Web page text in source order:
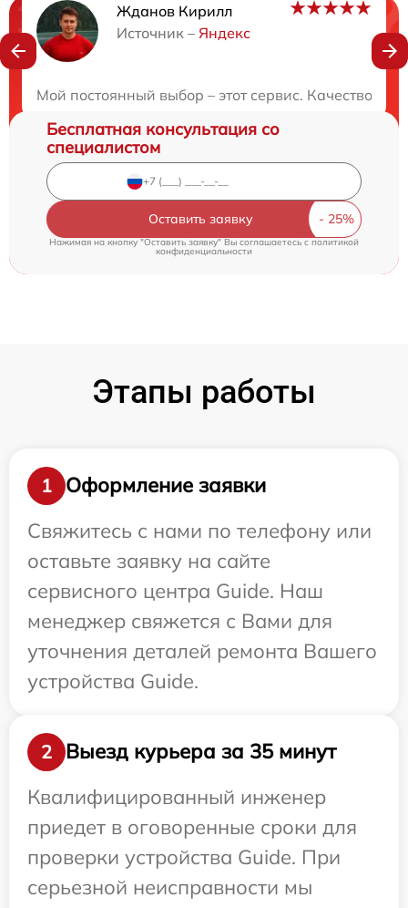
Жданов Кирилл
Источник – Яндекс
Мой постоянный выбор – этот сервис. Качество
Нужна консультация?
Бесплатная консультация со
специалистом
Оставить заявку
Нажимая на кнопку "Оставить заявку" Вы соглашаетесь cполитикой
конфиденциальности
Этапы работы
1
Оформление заявки
Свяжитесь с нами по телефону или
оставьте заявку на сайте
сервисного центра Guide. Наш
менеджер свяжется с Вами для
уточнения деталей ремонта Вашего
устройства Guide.
2
Выезд курьера за 35 минут
Квалифицированный инженер
приедет в оговоренные сроки для
проверки устройства Guide. При
серьезной неисправности мы